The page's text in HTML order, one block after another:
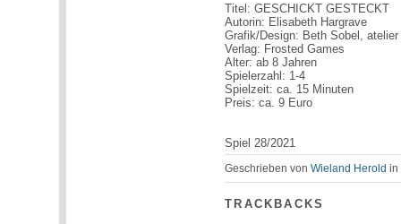
Titel: GESCHICKT GESTECKT
Autorin: Elisabeth Hargrave
Grafik/Design: Beth Sobel, atelier
Verlag: Frosted Games
Alter: ab 8 Jahren
Spielerzahl: 1-4
Spielzeit: ca. 15 Minuten
Preis: ca. 9 Euro
Spiel 28/2021
Geschrieben vonWieland Herold in
TRACKBACKS